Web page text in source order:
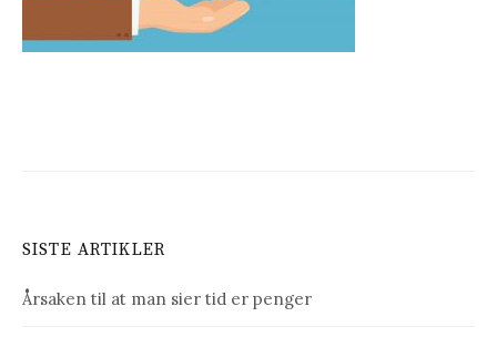
SISTE ARTIKLER
Årsaken til at man sier tid er penger